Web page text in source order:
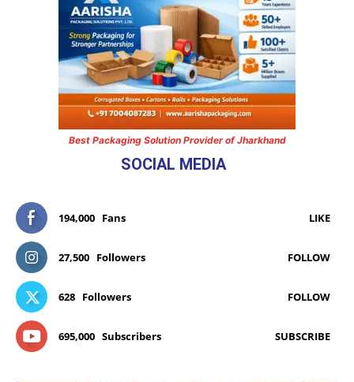
Best Packaging Solution Provider of Jharkhand
SOCIAL MEDIA
194,000 Fans LIKE
27,500 Followers FOLLOW
628 Followers FOLLOW
695,000 Subscribers SUBSCRIBE